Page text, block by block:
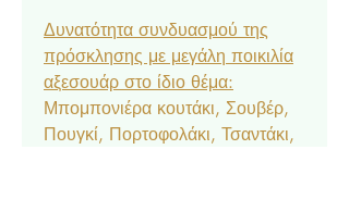
Δυνατότητα συνδυασμού της
πρόσκλησης με μεγάλη ποικιλία
αξεσουάρ στο ίδιο θέμα:
Μπομπονιέρα κουτάκι, Σουβέρ,
Πουγκί, Πορτοφολάκι, Τσαντάκι,